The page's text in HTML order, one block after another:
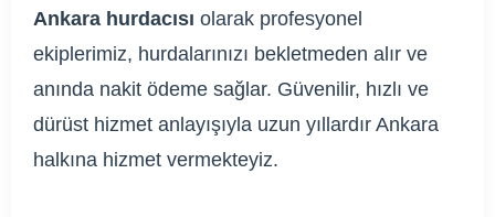
Ankara hurdacısı olarak profesyonel
ekiplerimiz, hurdalarınızı bekletmeden alır ve
anında nakit ödeme sağlar. Güvenilir, hızlı ve
dürüst hizmet anlayışıyla uzun yıllardır Ankara
halkına hizmet vermekteyiz.